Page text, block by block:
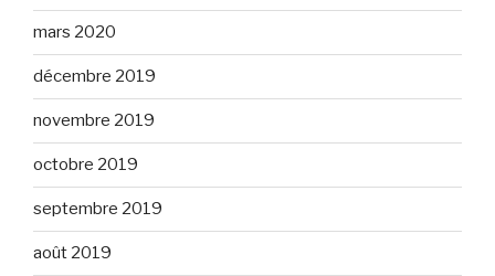
mars 2020
décembre 2019
novembre 2019
octobre 2019
septembre 2019
août 2019